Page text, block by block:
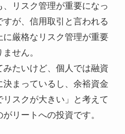
リスク管理が重要になっ
が、信用取引と言われる
に厳格なリスク管理が重要
せん。
みたいけど、個人では融資
決まっているし、余裕資金
スクが大きい」と考えて
リートへの投資です。